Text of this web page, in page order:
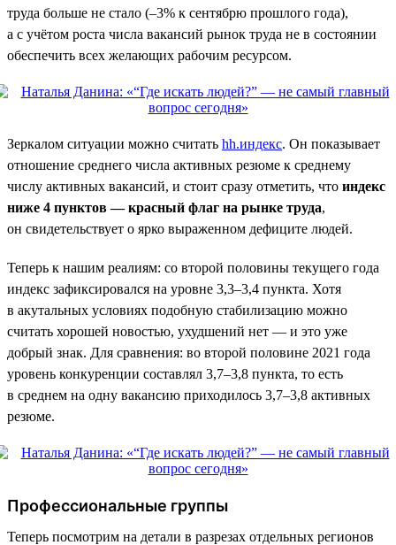
труда больше не стало (–3% к сентябрю прошлого года),
а с учётом роста числа вакансий рынок труда не в состоянии
обеспечить всех желающих рабочим ресурсом.
Зеркалом ситуации можно считать hh.индекс. Он показывает
отношение среднего числа активных резюме к среднему
числу активных вакансий, и стоит сразу отметить, что индекс
ниже 4 пунктов — красный флаг на рынке труда,
он свидетельствует о ярко выраженном дефиците людей.
Теперь к нашим реалиям: со второй половины текущего года
индекс зафиксировался на уровне 3,3–3,4 пункта. Хотя
в акутальных условиях подобную стабилизацию можно
считать хорошей новостью, ухудшений нет — и это уже
добрый знак. Для сравнения: во второй половине 2021 года
уровень конкуренции составлял 3,7–3,8 пункта, то есть
в среднем на одну вакансию приходилось 3,7–3,8 активных
резюме.
Профессиональные группы
Теперь посмотрим на детали в разрезах отдельных регионов